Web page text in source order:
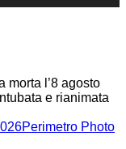
morta l’8 agosto
e rianimata
Perimetro Photo